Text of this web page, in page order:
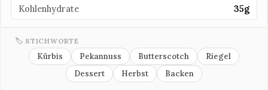
Kohlenhydrate
35g
🏷 STICHWORTE
Kürbis Pekannuss Butterscotch
Riegel
Dessert
Herbst Backen